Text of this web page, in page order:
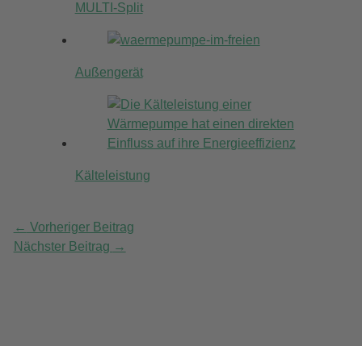
MULTI-Split
Außengerät
Kälteleistung
← Vorheriger Beitrag
Nächster Beitrag →